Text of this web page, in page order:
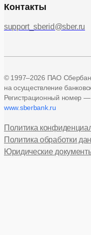
Контакты
support_sberid@sber.ru
© 1997–2026 ПАО
на осуществление
Регистрационный номер
www.sberbank.ru
Политика
Политика обработки
Юридические